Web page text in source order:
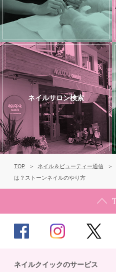
ネイルサロン検索
TOP ネイル＆ビューティー通信
は？ストーンネイルのやり方
ネイルクイックのサービス